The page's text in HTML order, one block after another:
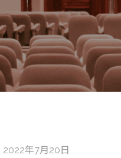
2022年7月20日